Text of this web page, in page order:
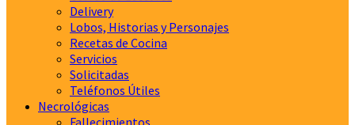
Delivery
Lobos, Historias y Personajes
Recetas de Cocina
Servicios
Solicitadas
Teléfonos Útiles
Necrológicas
Fallecimientos